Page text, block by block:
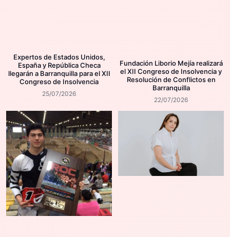
Expertos de Estados Unidos,
España y República Checa
llegarán a Barranquilla para el XII
Congreso de Insolvencia
25/07/2026
Fundación Liborio Mejía realizará
el XII Congreso de Insolvencia y
Resolución de Conflictos en
Barranquilla
22/07/2026